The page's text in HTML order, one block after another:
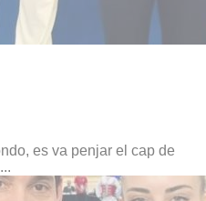
es va penjar el cap de